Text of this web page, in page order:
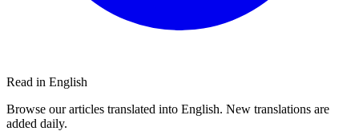
Read in English
Browse our articles translated into English. New translations are
added daily.